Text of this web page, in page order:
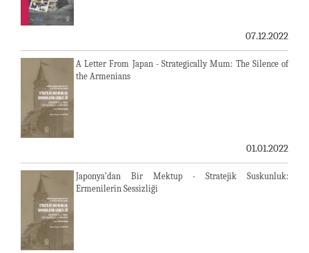
07.12.2022
A Letter From Japan - Strategically Mum: The Silence of
the Armenians
01.01.2022
Japonya'dan Bir Mektup - Stratejik Suskunluk:
Ermenilerin Sessizliği